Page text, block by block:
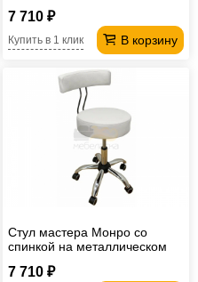
7 710 ₽
В корзину
Купить в 1 клик
Стул мастера Монро со
спинкой на металлическом
7 710 ₽